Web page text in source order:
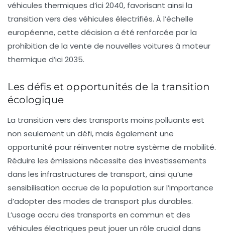
véhicules thermiques d’ici 2040, favorisant ainsi la
transition vers des véhicules électrifiés. À l’échelle
européenne, cette décision a été renforcée par la
prohibition de la vente de nouvelles voitures à moteur
thermique d’ici 2035.
Les défis et opportunités de la transition
écologique
La transition vers des transports moins polluants est
non seulement un défi, mais également une
opportunité pour réinventer notre système de mobilité.
Réduire les émissions nécessite des investissements
dans les infrastructures de transport, ainsi qu’une
sensibilisation accrue de la population sur l’importance
d’adopter des modes de transport plus durables.
L’usage accru des transports en commun et des
véhicules électriques peut jouer un rôle crucial dans